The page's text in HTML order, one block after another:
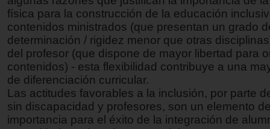
física para la construcción de la educación
contenidos ministrados (que presentan un grado
determinación / rigidez menor que otras
del profesor (que dispone de mayor libertad para
contenidos) - esta flexibilidad contribuye a una
de diferenciación curricular.
Las actitudes favorables a la inclusión, por parte
sin discapacidad y profesores, son un elemento
importancia para el éxito de la integración de